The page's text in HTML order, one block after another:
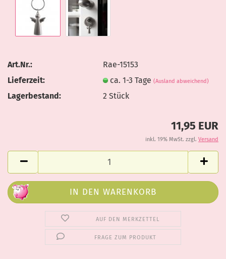
Art.Nr.:
Rae-15153
Lieferzeit:
ca. 1-3 Tage(Ausland abweichend)
Lagerbestand: 2Stück
11,95 EUR
inkl. 19% MwSt. zzgl. Versand
AUF DEN MERKZETTEL
FRAGE ZUM PRODUKT